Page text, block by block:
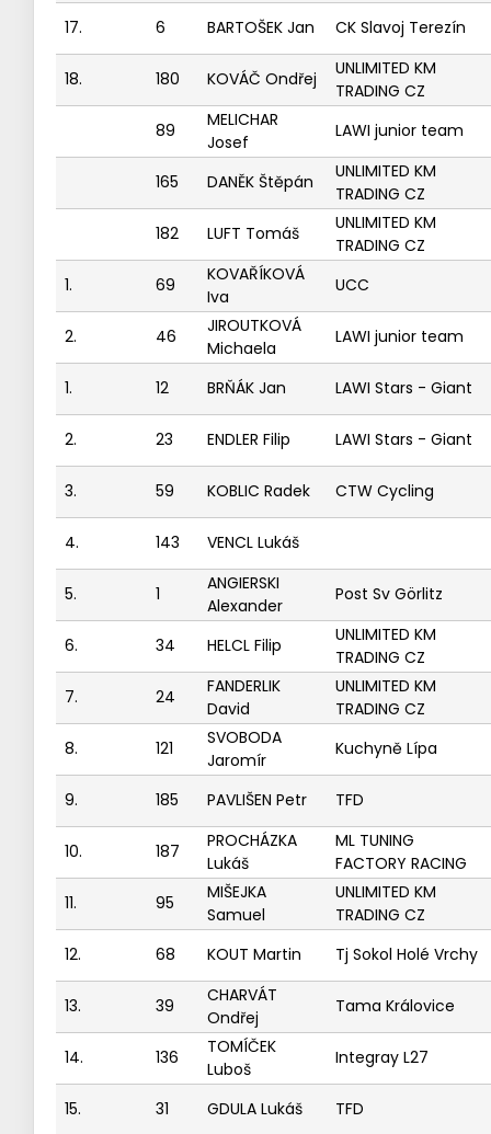
17.
6 BARTOŠEK Jan CK Slavoj Terezín
18. 180 KOVÁČ Ondřej
UNLIMITED KM
TRADING CZ
89
MELICHAR
Josef
LAWI junior team
165 DANĚK Štěpán
UNLIMITED KM
TRADING CZ
182
LUFT Tomáš
UNLIMITED KM
TRADING CZ
1.
69
KOVAŘÍKOVÁ
Iva
UCC
2. 46
JIROUTKOVÁ
Michaela
LAWI junior team
1. 12 BRŇÁK Jan LAWI Stars - Giant
2. 23 ENDLER Filip LAWI Stars - Giant
3. 59 KOBLIC Radek CTW Cycling
4. 143 VENCL Lukáš
5. 1
ANGIERSKI
Alexander
Post Sv Görlitz
6. 34 HELCL Filip
UNLIMITED KM
TRADING CZ
7.
24
FANDERLIK
David
UNLIMITED KM
TRADING CZ
8.
121
SVOBODA
Jaromír
Kuchyně Lípa
9. 185 PAVLIŠEN Petr TFD
10. 187
PROCHÁZKA
Lukáš
ML TUNING
FACTORY RACING
11.
95
MIŠEJKA
Samuel
UNLIMITED KM
TRADING CZ
12.
68 KOUT Martin Tj Sokol Holé Vrchy
13. 39
CHARVÁT
Ondřej
Tama Královice
14. 136
TOMÍČEK
Luboš
Integray L27
15. 31 GDULA Lukáš TFD